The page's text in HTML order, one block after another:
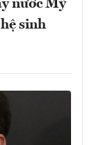
nước Mỹ
sinh